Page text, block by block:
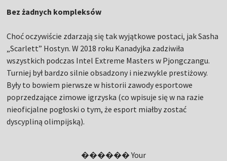
Bez żadnych kompleksów
Choć oczywiście zdarzają się tak wyjątkowe postaci, jak Sasha
„Scarlett” Hostyn. W 2018 roku Kanadyjka zadziwiła
wszystkich podczas Intel Extreme Masters w Pjongczangu.
Turniej był bardzo silnie obsadzony i niezwykle prestiżowy.
Były to bowiem pierwsze w historii zawody esportowe
poprzedzające zimowe igrzyska (co wpisuje się w na razie
nieoficjalne pogłoski o tym, że esport miałby zostać
dyscypliną olimpijską).
������ Your